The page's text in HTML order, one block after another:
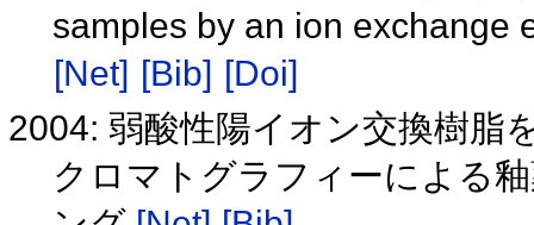
samples by an ion exchange
[Net] [Bib] [Doi]
2004: 弱酸性陽イオン交換樹脂
クロマトグラフィーによる